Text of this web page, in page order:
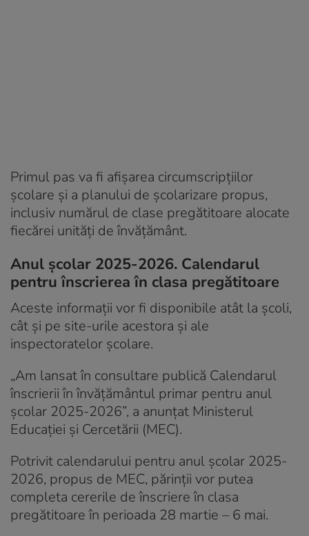
Primul pas va fi afișarea circumscripțiilor
școlare și a planului de școlarizare propus,
inclusiv numărul de clase pregătitoare alocate
fiecărei unități de învățământ.
Anul școlar 2025-2026. Calendarul
pentru înscrierea în clasa pregătitoare
Aceste informații vor fi disponibile atât la școli,
cât și pe site-urile acestora și ale
inspectoratelor școlare.
„Am lansat în consultare publică Calendarul
înscrierii în învăţământul primar pentru anul
şcolar 2025-2026”, a anunțat Ministerul
Educației și Cercetării (MEC).
Potrivit calendarului pentru anul școlar 2025-
2026, propus de MEC, părinții vor putea
completa cererile de înscriere în clasa
pregătitoare în perioada 28 martie – 6 mai.